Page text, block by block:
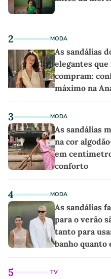
2 MODA
As sandálias
elegantes
compram:
máximo na
3 MODA
As sandálias
na cor
em
conforto
4 MODA
As sandálias
para o verão
tanto para
banho quanto
5 TV